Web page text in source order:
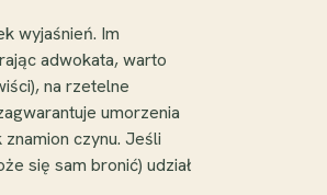
wyjaśnień. Im
adwokata, warto
na rzetelne
umorzenia
czynu. Jeśli
się sam bronić) udział